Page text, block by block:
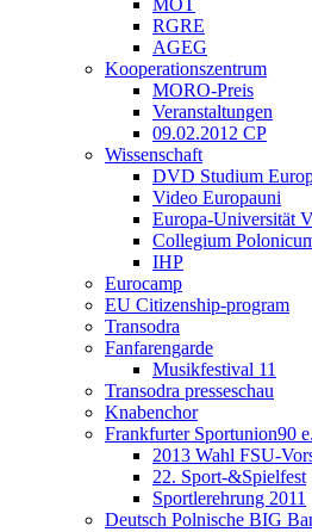
MOT
RGRE
AGEG
Kooperationszentrum
MORO-Preis
Veranstaltungen
09.02.2012 CP
Wissenschaft
DVD Studium
Video Europauni
Europa-Universität
Collegium
IHP
Eurocamp
EU Citizenship-program
Transodra
Fanfarengarde
Musikfestival 11
Transodra presseschau
Knabenchor
Frankfurter Sportunion90
2013 Wahl FSU-
22. Sport-&Spielfest
Sportlerehrung 2011
Deutsch Polnische BIG